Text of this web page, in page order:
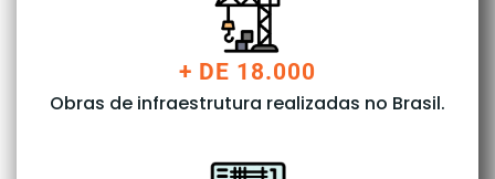
+ DE 18.000
Obras de infraestrutura realizadas no Brasil.